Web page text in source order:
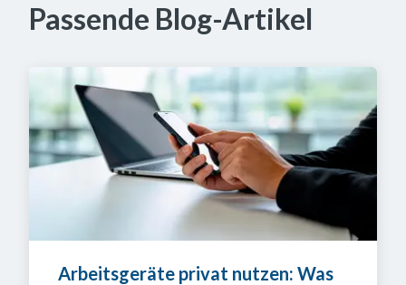
Passende Blog-Artikel
Arbeitsgeräte privat nutzen: Was